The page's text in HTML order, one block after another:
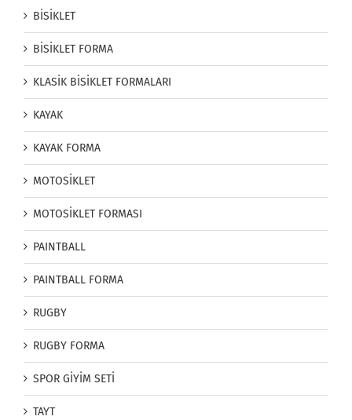
BİSİKLET
BİSİKLET FORMA
KLASİK BİSİKLET FORMALARI
KAYAK
KAYAK FORMA
MOTOSİKLET
MOTOSİKLET FORMASI
PAINTBALL
PAINTBALL FORMA
RUGBY
RUGBY FORMA
SPOR GİYİM SETİ
TAYT